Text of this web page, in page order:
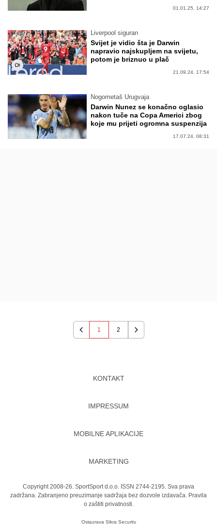
01.01.25. 14:27
Liverpool siguran
Svijet je vidio šta je Darwin
napravio najskupljem na svijetu,
potom je briznuo u plač
21.09.24. 17:54
Nogometaš Urugvaja
Darwin Nunez se konačno oglasio
nakon tuče na Copa Americi zbog
koje mu prijeti ogromna suspenzija
17.07.24. 08:31
Previous
1 2
Next
KONTAKT
IMPRESSUM
MOBILNE APLIKACIJE
MARKETING
Copyright 2008-26. SportSport d.o.o. ISSN 2744-2195. Sva prava
zadržana. Zabranjeno preuzimanje sadržaja bez dozvole izdavača. Pravila
o zaštiti privatnosti.
Osigurava Sikra Security